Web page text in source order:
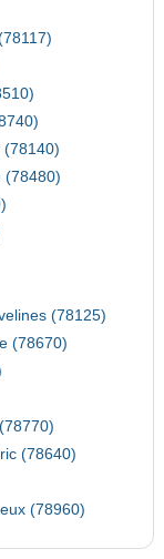
(78140)
(78480)
(78125)
(78670)
(78640)
(78960)